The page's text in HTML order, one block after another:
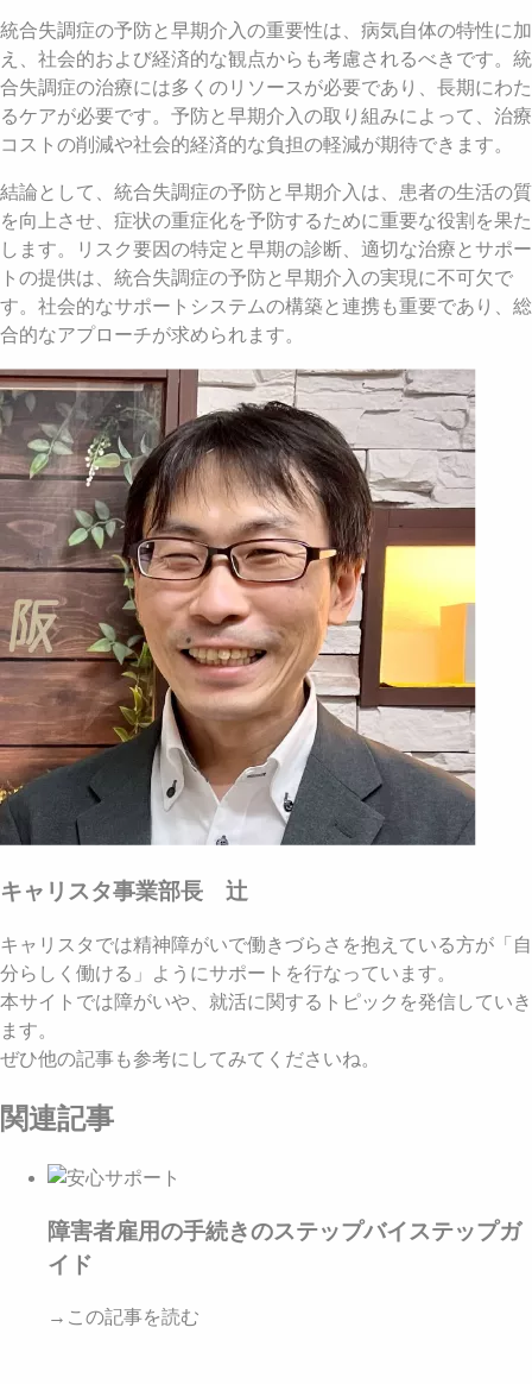
統合失調症の予防と早期介入の重要性は、病気自体の特性に加
え、社会的および経済的な観点からも考慮されるべきです。統
合失調症の治療には多くのリソースが必要であり、長期にわた
るケアが必要です。予防と早期介入の取り組みによって、治療
コストの削減や社会的経済的な負担の軽減が期待できます。
結論として、統合失調症の予防と早期介入は、患者の生活の質
を向上させ、症状の重症化を予防するために重要な役割を果た
します。リスク要因の特定と早期の診断、適切な治療とサポー
トの提供は、統合失調症の予防と早期介入の実現に不可欠で
す。社会的なサポートシステムの構築と連携も重要であり、総
合的なアプローチが求められます。
キャリスタ事業部長 辻
キャリスタでは精神障がいで働きづらさを抱えている方が「自
分らしく働ける」ようにサポートを行なっています。
本サイトでは障がいや、就活に関するトピックを発信していき
ます。
ぜひ他の記事も参考にしてみてくださいね。
関連記事
障害者雇用の手続きのステップバイステップガ
イド
→この記事を読む